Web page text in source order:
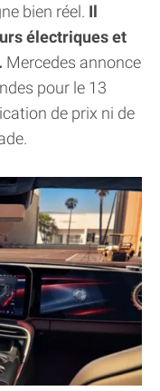
bien réel. Il
électriques et
Mercedes annonce
pour le 13
de prix ni de